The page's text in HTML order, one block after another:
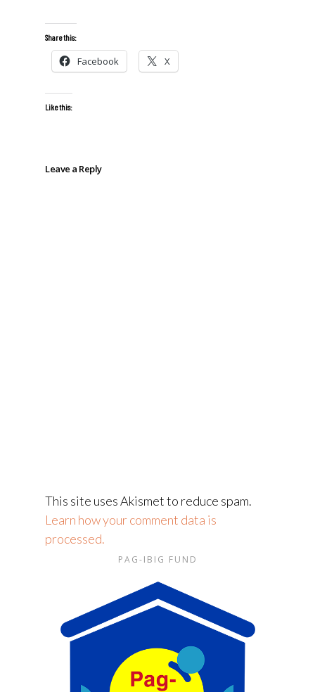
Share this:
Facebook X
Like this:
Leave a Reply
This site uses Akismet to reduce spam.
Learn how your comment data is
processed.
PAG-IBIG FUND